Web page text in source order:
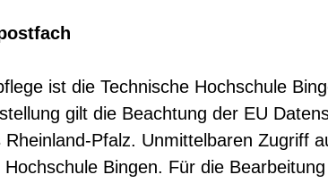
ist die Technische Hochschule
gilt die Beachtung der EU
Pfalz. Unmittelbaren Zugriff
Bingen. Für die